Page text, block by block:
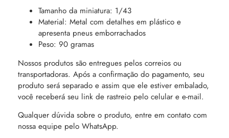
Tamanho da miniatura: 1/43
Material: Metal com detalhes em plástico e
apresenta pneus emborrachados
Peso: 90 gramas
Nossos produtos são entregues pelos correios ou
transportadoras. Após a confirmação do pagamento, seu
produto será separado e assim que ele estiver embalado,
você receberá seu link de rastreio pelo celular e e-mail.
Qualquer dúvida sobre o produto, entre em contato com
nossa equipe pelo WhatsApp.